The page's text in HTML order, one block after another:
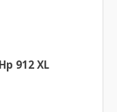
912 XL